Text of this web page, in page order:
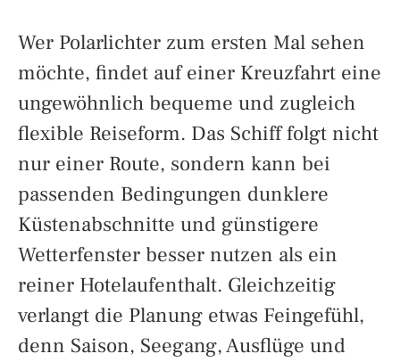
Wer Polarlichter zum ersten Mal sehen
möchte, findet auf einer Kreuzfahrt eine
ungewöhnlich bequeme und zugleich
flexible Reiseform. Das Schiff folgt nicht
nur einer Route, sondern kann bei
passenden Bedingungen dunklere
Küstenabschnitte und günstigere
Wetterfenster besser nutzen als ein
reiner Hotelaufenthalt. Gleichzeitig
verlangt die Planung etwas Feingefühl,
denn Saison, Seegang, Ausflüge und